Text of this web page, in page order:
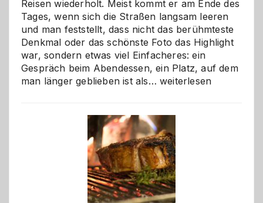
Reisen wiederholt. Meist kommt er am Ende des
Tages, wenn sich die Straßen langsam leeren
und man feststellt, dass nicht das berühmteste
Denkmal oder das schönste Foto das Highlight
war, sondern etwas viel Einfacheres: ein
Gespräch beim Abendessen, ein Platz, auf dem
man länger geblieben ist als… Als
–
die
Gelegenheit,
neue
Reiseziele
zu
entdecken
weiterlesen